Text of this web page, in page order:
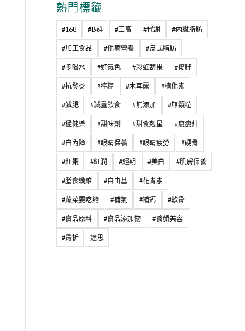
熱門標籤
#168 #B群 #三高 #代謝 #內臟脂肪
#加工食品 #化療營養 #反式脂肪
#多喝水 #好氣色 #彩虹蔬果 #復胖
#抗發炎 #控糖 #木耳露 #植化素
#減肥 #減重飲食 #無添加 #無顆粒
#猛健樂 #甜味劑 #甜食剋星 #瘦瘦針
#白內障 #眼睛保養 #眼睛疲勞 #硬骨
#紅棗 #紅潤 #經期 #美白 #肌膚保養
#膳食纖維 #自由基 #花青素
#蔬菜要吃夠 #補氣 #補鈣 #軟骨
#食品原料 #食品添加物 #養顏美容
#骨折 迷思